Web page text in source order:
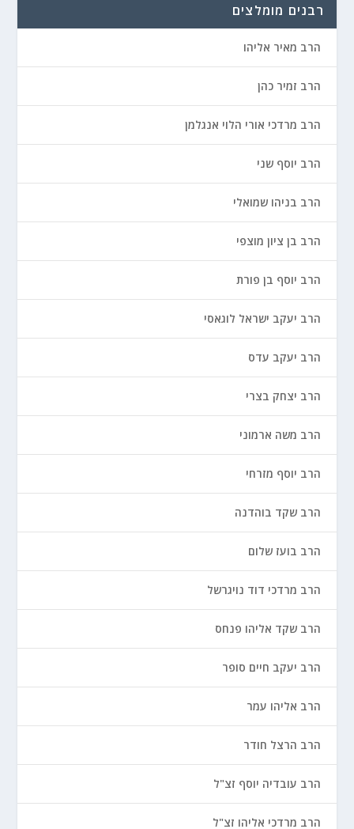
רבנים מומלצים
הרב מאיר אליהו
הרב זמיר כהן
הרב מרדכי אורי הלוי אנגלמן
הרב יוסף שני
הרב בניהו שמואלי
הרב בן ציון מוצפי
הרב יוסף בן פורת
הרב יעקב ישראל לוגאסי
הרב יעקב עדס
הרב יצחק בצרי
הרב משה ארמוני
הרב יוסף מזרחי
הרב שקד בוהדנה
הרב בועז שלום
הרב מרדכי דוד נויגרשל
הרב שקד אליהו פנחס
הרב יעקב חיים סופר
הרב אליהו עמר
הרב הרצל חודר
הרב עובדיה יוסף זצ"ל
הרב מרדכי אליהו זצ"ל